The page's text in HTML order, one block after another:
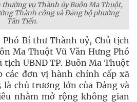
thường vụ Thành ủy Buôn Ma Thuột,
Thành công và Đảng bộ phường
Tân Tiến.
Bí thư Thành uỷ, Chủ tịch
Ma Thuột Vũ Văn Hưng Phó
UBND TP. Buôn Ma Thuột
các đơn vị hành chính cấp xã
là chủ trương lớn của Đảng và
nhằm mở rộng không gian